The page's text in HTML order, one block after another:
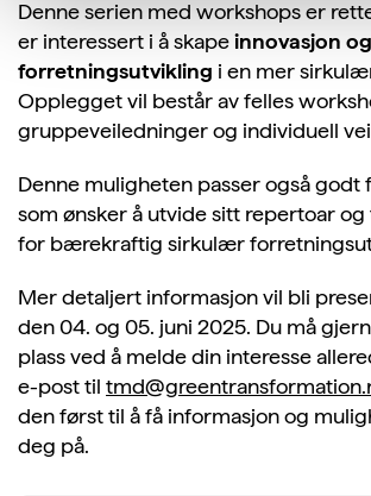
Denne serien med workshops er
er interessert i å skapeinnovasjon og
forretningsutvikling i en mer
Opplegget vil består av felles
gruppeveiledninger og individuell
Denne muligheten passer også godt
som ønsker å utvide sitt repertoar
for bærekraftig sirkulær
Mer detaljert informasjon vil bli
den 04. og 05. juni 2025. Du må
plass ved å melde din interesse
e-post til
den først til å få informasjon og
deg på.